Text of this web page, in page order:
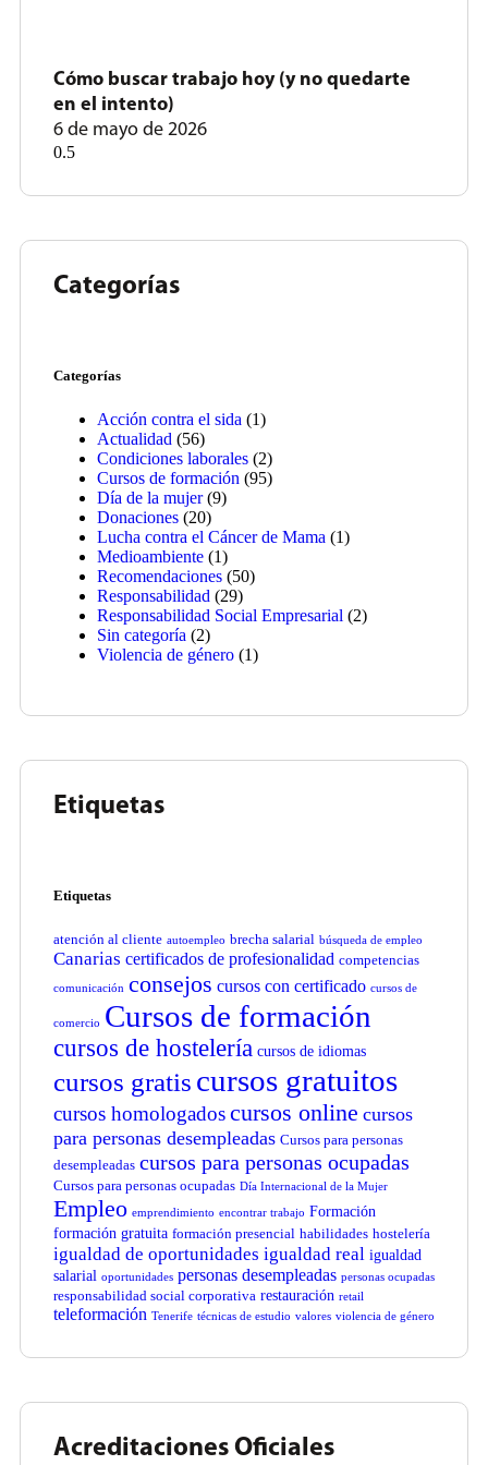
Cómo buscar trabajo hoy (y no quedarte
en el intento)
6 de mayo de 2026
Categorías
Categorías
Acción contra el sida (1)
Actualidad (56)
Condiciones laborales (2)
Cursos de formación (95)
Día de la mujer(9)
Donaciones (20)
Lucha contra el Cáncer de Mama (1)
Medioambiente (1)
Recomendaciones (50)
Responsabilidad (29)
Responsabilidad Social Empresarial (2)
Sin categoría (2)
Violencia de género (1)
Etiquetas
Etiquetas
atención al cliente autoempleo brecha salarial búsqueda de empleo
Canarias certificados de profesionalidad competencias
comunicación consejos cursos con certificado cursos de
comercio Cursos de formación
cursos de hostelería cursos de idiomas
cursos gratis cursos gratuitos
cursos homologadoscursos online cursos
para personas desempleadas Cursos para personas
desempleadas cursos para personas ocupadas
Cursos para personas ocupadas Día Internacional de la Mujer
Empleo emprendimiento encontrar trabajo Formación
formación gratuita formación presencial habilidades hostelería
igualdad de oportunidades igualdad real igualdad
salarial oportunidades personas desempleadas personas ocupadas
responsabilidad social corporativa restauración retail
teleformación Tenerife técnicas de estudio valores violencia de género
Acreditaciones Oficiales